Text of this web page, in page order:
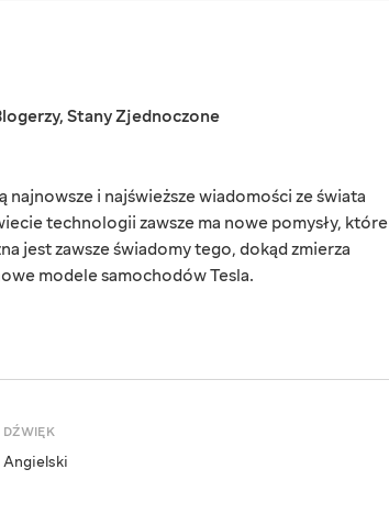
, Stany Zjednoczone
i najświeższe wiadomości ze świata
technologii zawsze ma nowe pomysły, które
jest zawsze świadomy tego, dokąd zmierza
modele samochodów Tesla.
DŹWIĘK
Angielski